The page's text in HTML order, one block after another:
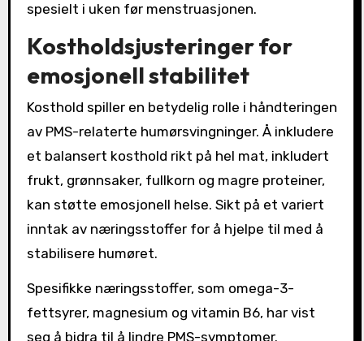
spesielt i uken før menstruasjonen.
Kostholdsjusteringer for
emosjonell stabilitet
Kosthold spiller en betydelig rolle i håndteringen
av PMS-relaterte humørsvingninger. Å inkludere
et balansert kosthold rikt på hel mat, inkludert
frukt, grønnsaker, fullkorn og magre proteiner,
kan støtte emosjonell helse. Sikt på et variert
inntak av næringsstoffer for å hjelpe til med å
stabilisere humøret.
Spesifikke næringsstoffer, som omega-3-
fettsyrer, magnesium og vitamin B6, har vist
seg å bidra til å lindre PMS-symptomer.